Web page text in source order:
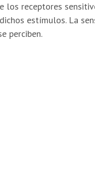
los receptores
estímulos. La
perciben.